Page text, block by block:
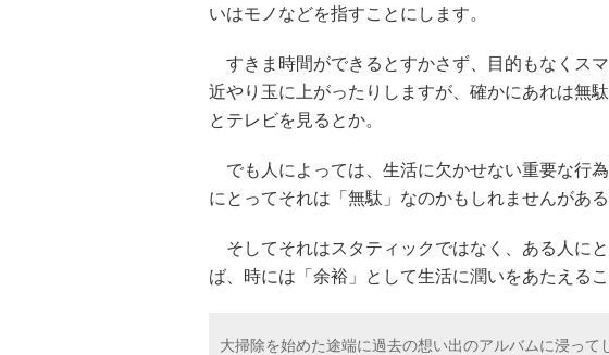
いはモノなどを指すことにします。
すきま時間ができるとすかさず、目的もなくス
近やり玉に上がったりしますが、確かにあれは無
とテレビを見るとか。
でも人によっては、生活に欠かせない重要な行
にとってそれは「無駄」なのかもしれませんがあ
そしてそれはスタティックではなく、ある人に
ば、時には「余裕」として生活に潤いをあたえるこ
大掃除を始めた途端に過去の想い出のアルバムに浸って